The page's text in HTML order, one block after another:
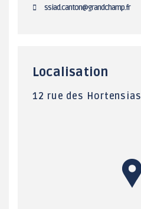
ssiad.canton@grandchamp.fr
Localisation
12 rue des Hortensias